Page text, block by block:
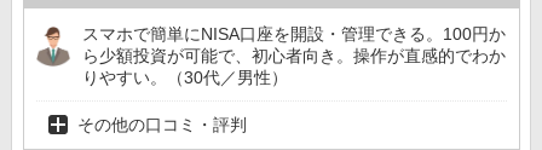
スマホで簡単にNISA口座を開設・管理できる。100円か
ら少額投資が可能で、初心者向き。操作が直感的でわか
りやすい。（30代／男性）
その他の口コミ・評判